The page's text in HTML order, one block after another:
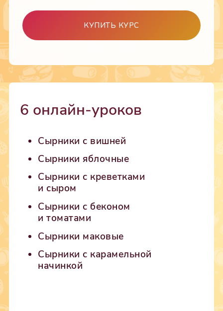
КУПИТЬ КУРС
6 онлайн-уроков
Cырники с вишней
Сырники яблочные
Сырники с креветками
и сыром
Сырники с беконом
и томатами
Сырники маковые
Сырники с карамельной
начинкой